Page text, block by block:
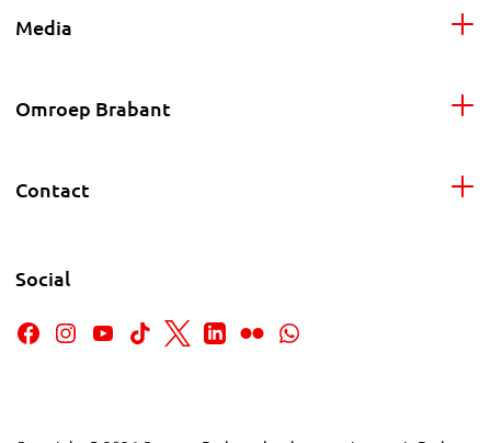
Media
Omroep Brabant
Contact
Social